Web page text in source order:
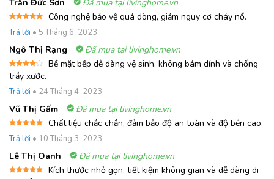
Trần Đức Sơn Đã mua tại livinghome.vn
hạng5 5
Công nghệ bảo vệ quá dòng, giảm nguy cơ cháy nổ.
Trả lời • 5 Tháng 6, 2023
Ngô Thị Rạng Đã mua tại livinghome.vn
Được
xếp
hạng 4
5 sao
Bề mặt bếp dễ dàng vệ sinh, không bám dính và chống
trầy xước.
Trả lời • 24 Tháng 4, 2023
Vũ Thị Gấm Đã mua tại livinghome.vn
hạng5 5
Chất liệu chắc chắn, đảm bảo độ an toàn và độ bền cao.
Trả lời • 10 Tháng 3, 2023
Lê Thị Oanh Đã mua tại livinghome.vn
Kích thước nhỏ gọn, tiết kiệm không gian và dễ dàng di